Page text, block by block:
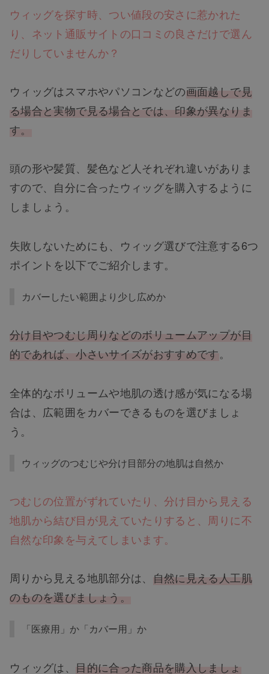
ウィッグを探す時、つい値段の安さに惹かれた
り、ネット通販サイトの口コミの良さだけで選ん
だりしていませんか？
ウィッグはスマホやパソコンなどの画面越しで見
る場合と実物で見る場合とでは、印象が異なりま
す。
頭の形や髪質、髪色など人それぞれ違いがありま
すので、自分に合ったウィッグを購入するように
しましょう。
失敗しないためにも、ウィッグ選びで注意する6つ
ポイントを以下でご紹介します。
カバーしたい範囲より少し広めか
分け目やつむじ周りなどのボリュームアップが目
的であれば、小さいサイズがおすすめです。
全体的なボリュームや地肌の透け感が気になる場
合は、広範囲をカバーできるものを選びましょ
う。
ウィッグのつむじや分け目部分の地肌は自然か
つむじの位置がずれていたり、分け目から見える
地肌から結び目が見えていたりすると、周りに不
自然な印象を与えてしまいます。
周りから見える地肌部分は、 自然に見える人工肌
のものを選びましょう。
「医療用」か「カバー用」か
ウィッグは、 目的に合った商品を購入しましょ